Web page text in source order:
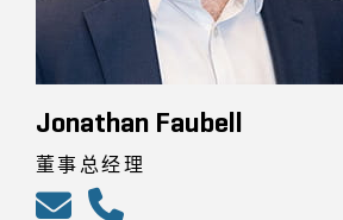
Jonathan Faubell
董事总经理